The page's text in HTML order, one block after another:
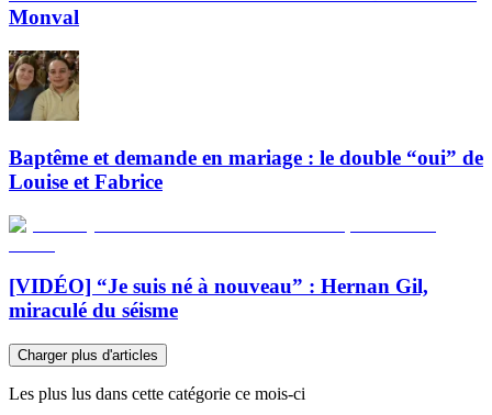
Monval
Baptême et demande en mariage : le double “oui” de
Louise et Fabrice
[VIDÉO] “Je suis né à nouveau” : Hernan Gil,
miraculé du séisme
Charger plus d'articles
Les plus lus dans cette catégorie ce mois-ci